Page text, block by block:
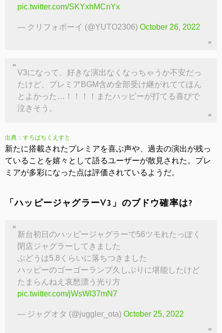
pic.twitter.com/SKYxhMCnYx
— クリフォボーイ (@YUTO2306) October 26, 2022
V3になって、好きな演出なくなっちゃうか不安だっ
たけど、プレミアBGM含め全部受け継がれててほん
とよかった…！！！！またハッピーが打てる喜びで
泣きそう。
出典：すろぱちくえすと
新たに搭載されたプレミアを喜ぶ声や、過去の演出が残っ
ていることを嬉々として語るユーザーが散見された。プレ
ミアが多彩になった点は評価されているようだ。
「ハッピージャグラーV3」のブドウ確率は?
新台初日のハッピージャグラーで56ツモれたっぽく
閉店ジャグラーしてきました
ぶどうは5.8くらいに落ちつきました
ハッピーのゴーゴーランプ久しぶりに堪能したけど
たまらんねえ哀愁漂う光り方
pic.twitter.com/jWsWI37mN7
— ジャグオタ (@juggler_ota) October 25, 2022